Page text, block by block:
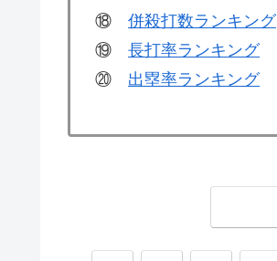
⑱ 併殺打数ランキング
⑲ 長打率ランキング
⑳ 出塁率ランキング